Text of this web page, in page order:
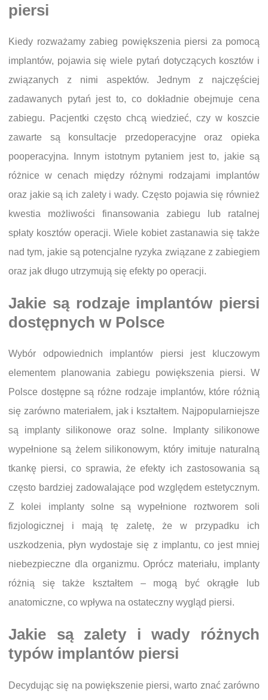
piersi
Kiedy rozważamy zabieg powiększenia piersi za pomocą
implantów, pojawia się wiele pytań dotyczących kosztów i
związanych z nimi aspektów. Jednym z najczęściej
zadawanych pytań jest to, co dokładnie obejmuje cena
zabiegu. Pacjentki często chcą wiedzieć, czy w koszcie
zawarte są konsultacje przedoperacyjne oraz opieka
pooperacyjna. Innym istotnym pytaniem jest to, jakie są
różnice w cenach między różnymi rodzajami implantów
oraz jakie są ich zalety i wady. Często pojawia się również
kwestia możliwości finansowania zabiegu lub ratalnej
spłaty kosztów operacji. Wiele kobiet zastanawia się także
nad tym, jakie są potencjalne ryzyka związane z zabiegiem
oraz jak długo utrzymują się efekty po operacji.
Jakie są rodzaje implantów piersi
dostępnych w Polsce
Wybór odpowiednich implantów piersi jest kluczowym
elementem planowania zabiegu powiększenia piersi. W
Polsce dostępne są różne rodzaje implantów, które różnią
się zarówno materiałem, jak i kształtem. Najpopularniejsze
są implanty silikonowe oraz solne. Implanty silikonowe
wypełnione są żelem silikonowym, który imituje naturalną
tkankę piersi, co sprawia, że efekty ich zastosowania są
często bardziej zadowalające pod względem estetycznym.
Z kolei implanty solne są wypełnione roztworem soli
fizjologicznej i mają tę zaletę, że w przypadku ich
uszkodzenia, płyn wydostaje się z implantu, co jest mniej
niebezpieczne dla organizmu. Oprócz materiału, implanty
różnią się także kształtem – mogą być okrągłe lub
anatomiczne, co wpływa na ostateczny wygląd piersi.
Jakie są zalety i wady różnych
typów implantów piersi
Decydując się na powiększenie piersi, warto znać zarówno